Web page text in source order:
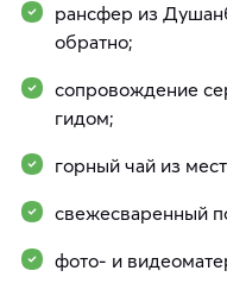
рансфер из
обратно;
сопровождение
гидом;
горный чай из
свежесваренный
фото- и